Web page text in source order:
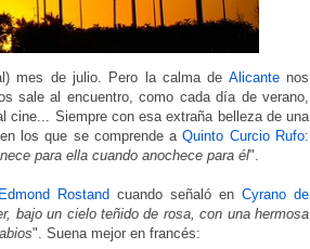
mes de julio. Pero la calma de Alicantenos
sale al encuentro, como cada día de verano,
cine... Siempre con esa extraña belleza de una
los que se comprende aQuinto Curcio Rufo:
para ella cuando anochece para él".
Edmond Rostand cuando señaló enCyrano de
bajo un cielo teñido de rosa, con una hermosa
". Suena mejor en francés: